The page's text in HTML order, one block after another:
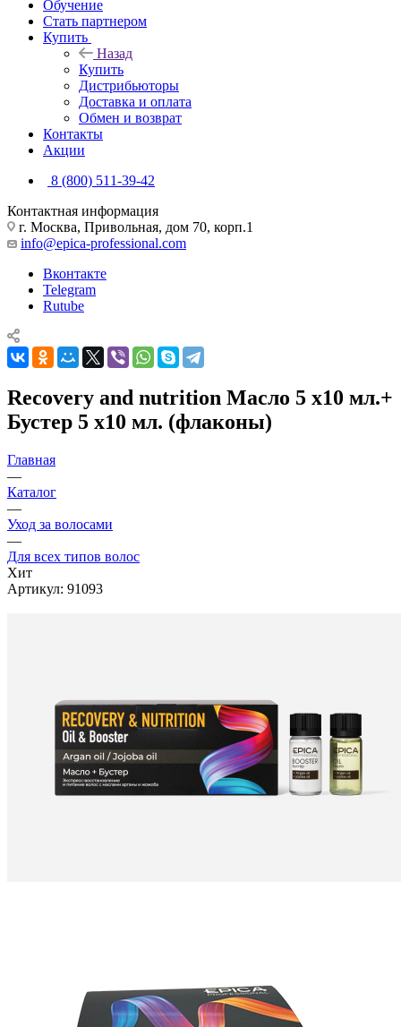
Обучение
Стать партнером
Купить
Назад
Купить
Дистрибьюторы
Доставка и оплата
Обмен и возврат
Контакты
Акции
8 (800) 511-39-42
Контактная информация
г. Москва, Привольная, дом 70, корп.1
info@epica-professional.com
Вконтакте
Telegram
Rutube
Recovery and nutrition Масло 5 х10 мл.+
Бустер 5 х10 мл. (флаконы)
Главная
—
Каталог
—
Уход за волосами
—
Для всех типов волос
Хит
Артикул: 91093